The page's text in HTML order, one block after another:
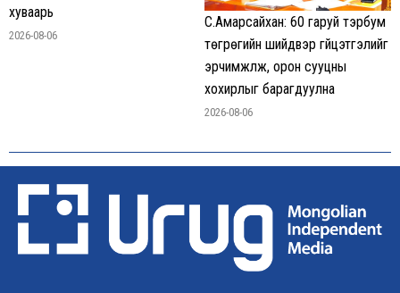
хуваарь
2026-08-06
С.Амарсайхан: 60 гаруй тэрбум
төгрөгийн шийдвэр гүйцэтгэлийг
эрчимжүүлж, орон сууцны
хохирлыг барагдуулна
2026-08-06